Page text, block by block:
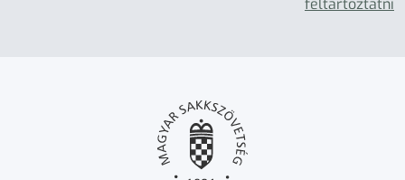
feltartóztatni